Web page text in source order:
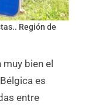
Región de
bien el
es
entre